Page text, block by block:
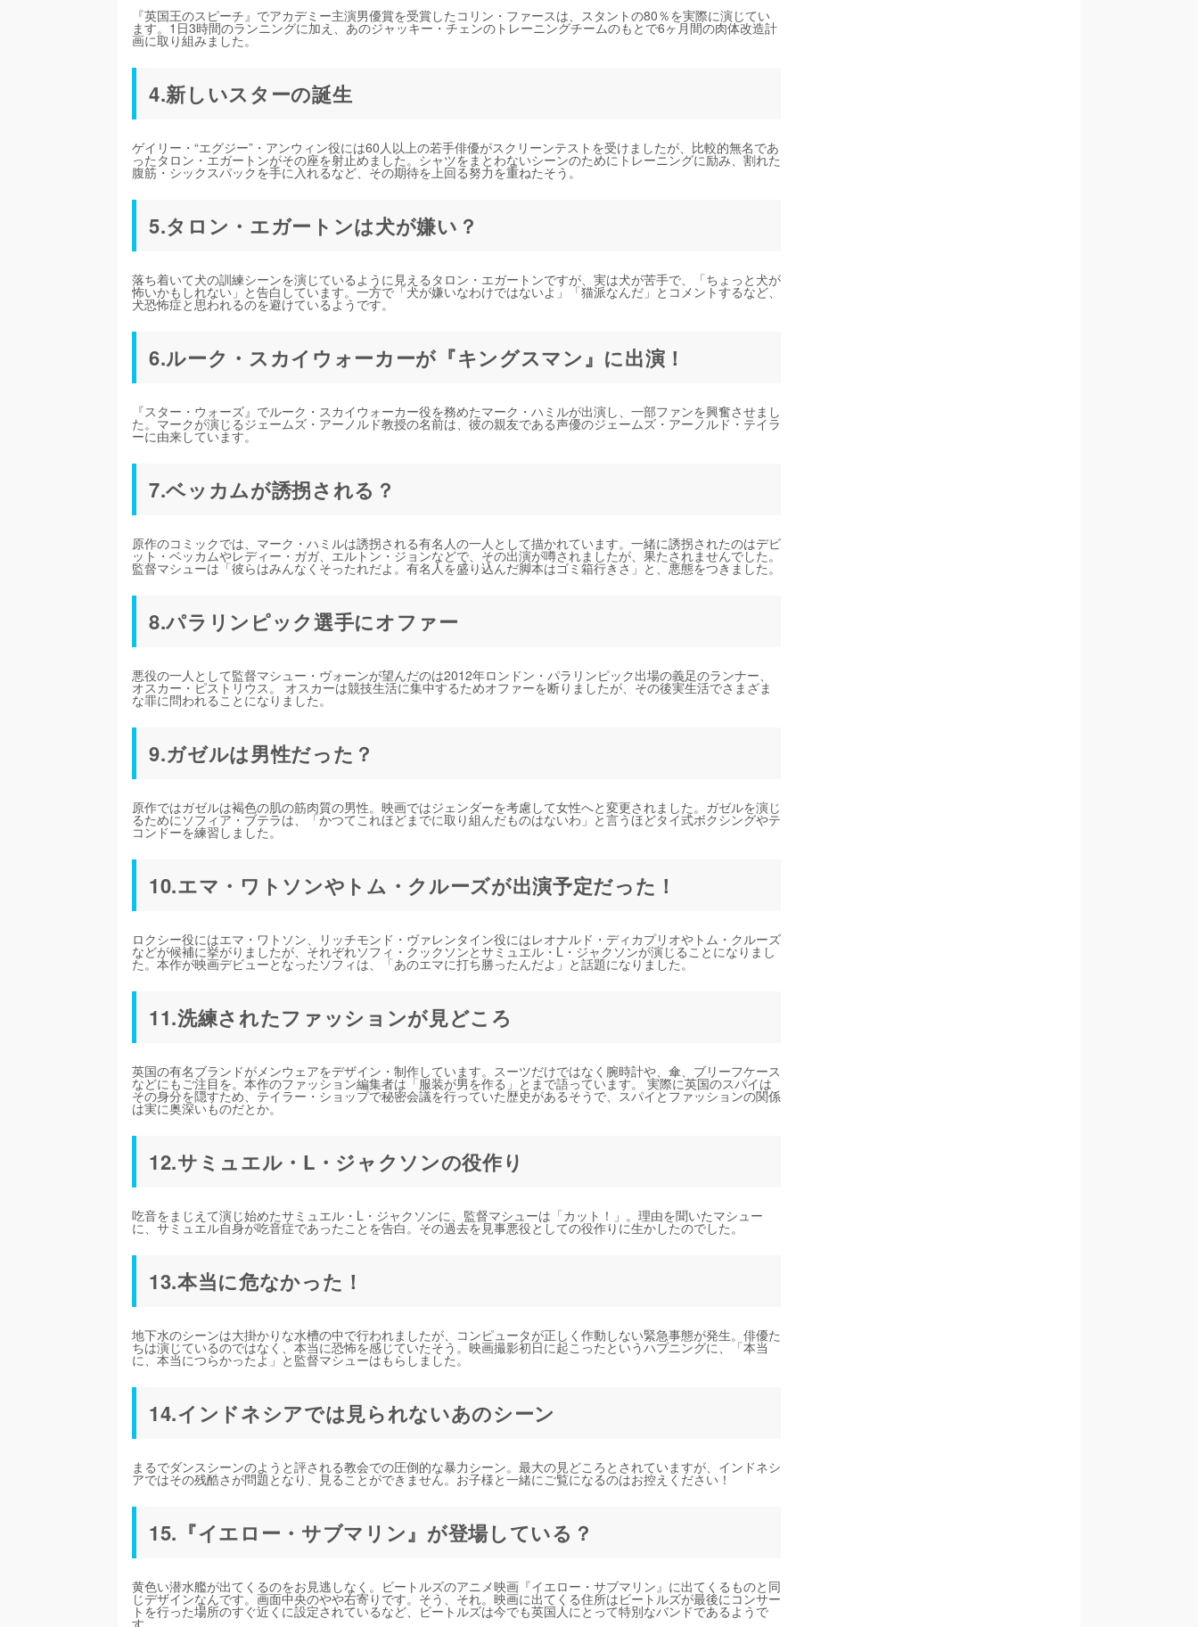
『英国王のスピーチ』でアカデミー主演男優賞を受賞したコリン・ファースは、スタントの80％を実際に演じてい
ます。1日3時間のランニングに加え、あのジャッキー・チェンのトレーニングチームのもとで6ヶ月間の肉体改造計
画に取り組みました。
4.新しいスターの誕生
ゲイリー・“エグジー”・アンウィン役には60人以上の若手俳優がスクリーンテストを受けましたが、比較的無名であ
ったタロン・エガートンがその座を射止めました。シャツをまとわないシーンのためにトレーニングに励み、割れた
腹筋・シックスパックを手に入れるなど、その期待を上回る努力を重ねたそう。
5.タロン・エガートンは犬が嫌い？
落ち着いて犬の訓練シーンを演じているように見えるタロン・エガートンですが、実は犬が苦手で、「ちょっと犬が
怖いかもしれない」と告白しています。一方で「犬が嫌いなわけではないよ」「猫派なんだ」とコメントするなど、
犬恐怖症と思われるのを避けているようです。
6.ルーク・スカイウォーカーが『キングスマン』に出演！
『スター・ウォーズ』でルーク・スカイウォーカー役を務めたマーク・ハミルが出演し、一部ファンを興奮させまし
た。マークが演じるジェームズ・アーノルド教授の名前は、彼の親友である声優のジェームズ・アーノルド・テイラ
ーに由来しています。
7.ベッカムが誘拐される？
原作のコミックでは、マーク・ハミルは誘拐される有名人の一人として描かれています。一緒に誘拐されたのはデビ
ット・ベッカムやレディー・ガガ、エルトン・ジョンなどで、その出演が噂されましたが、果たされませんでした。
監督マシューは「彼らはみんなくそったれだよ。有名人を盛り込んだ脚本はゴミ箱行きさ」と、悪態をつきました。
8.パラリンピック選手にオファー
悪役の一人として監督マシュー・ヴォーンが望んだのは2012年ロンドン・パラリンピック出場の義足のランナー、
オスカー・ピストリウス。 オスカーは競技生活に集中するためオファーを断りましたが、その後実生活でさまざま
な罪に問われることになりました。
9.ガゼルは男性だった？
原作ではガゼルは褐色の肌の筋肉質の男性。映画ではジェンダーを考慮して女性へと変更されました。ガゼルを演じ
るためにソフィア・ブテラは、「かつてこれほどまでに取り組んだものはないわ」と言うほどタイ式ボクシングやテ
コンドーを練習しました。
10.エマ・ワトソンやトム・クルーズが出演予定だった！
ロクシー役にはエマ・ワトソン、リッチモンド・ヴァレンタイン役にはレオナルド・ディカプリオやトム・クルーズ
などが候補に挙がりましたが、それぞれソフィ・クックソンとサミュエル・L・ジャクソンが演じることになりまし
た。本作が映画デビューとなったソフィは、「あのエマに打ち勝ったんだよ」と話題になりました。
11.洗練されたファッションが見どころ
英国の有名ブランドがメンウェアをデザイン・制作しています。スーツだけではなく腕時計や、傘、ブリーフケース
などにもご注目を。本作のファッション編集者は「服装が男を作る」とまで語っています。 実際に英国のスパイは
その身分を隠すため、テイラー・ショップで秘密会議を行っていた歴史があるそうで、スパイとファッションの関係
は実に奥深いものだとか。
12.サミュエル・L・ジャクソンの役作り
吃音をまじえて演じ始めたサミュエル・L・ジャクソンに、監督マシューは「カット！」。理由を聞いたマシュー
に、サミュエル自身が吃音症であったことを告白。その過去を見事悪役としての役作りに生かしたのでした。
13.本当に危なかった！
地下水のシーンは大掛かりな水槽の中で行われましたが、コンピュータが正しく作動しない緊急事態が発生。俳優た
ちは演じているのではなく、本当に恐怖を感じていたそう。映画撮影初日に起こったというハプニングに、「本当
に、本当につらかったよ」と監督マシューはもらしました。
14.インドネシアでは見られないあのシーン
まるでダンスシーンのようと評される教会での圧倒的な暴力シーン。最大の見どころとされていますが、インドネシ
アではその残酷さが問題となり、見ることができません。お子様と一緒にご覧になるのはお控えください！
15.『イエロー・サブマリン』が登場している？
黄色い潜水艦が出てくるのをお見逃しなく。ビートルズのアニメ映画『イエロー・サブマリン』に出てくるものと同
じデザインなんです。画面中央のやや右寄りです。そう、それ。映画に出てくる住所はビートルズが最後にコンサー
トを行った場所のすぐ近くに設定されているなど、ビートルズは今でも英国人にとって特別なバンドであるようで